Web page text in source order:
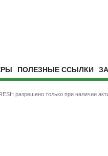
ПОЛЕЗНЫЕ ССЫЛКИ
разрешено только при наличии